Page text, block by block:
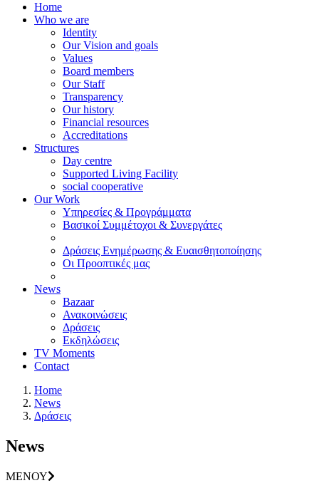
Home
Who we are
Identity
Our Vision and goals
Values
Board members
Our Staff
Transparency
Our history
Financial resources
Accreditations
Structures
Day centre
Supported Living Facility
social cooperative
Our Work
Υπηρεσίες & Προγράμματα
Βασικοί Συμμέτοχοι & Συνεργάτες
Δράσεις Ενημέρωσης & Ευαισθητοποίησης
Οι Προοπτικές μας
News
Bazaar
Ανακοινώσεις
Δράσεις
Εκδηλώσεις
TV Moments
Contact
Home
News
Δράσεις
News
ΜΕΝΟΥ